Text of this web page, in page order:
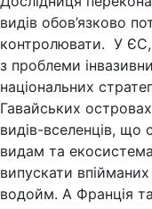
видів обов’язково
контролювати. У ЄС,
з проблеми
національних
Гавайських
видів-вселенців, що
видам та
випускати
водойм. А Франція